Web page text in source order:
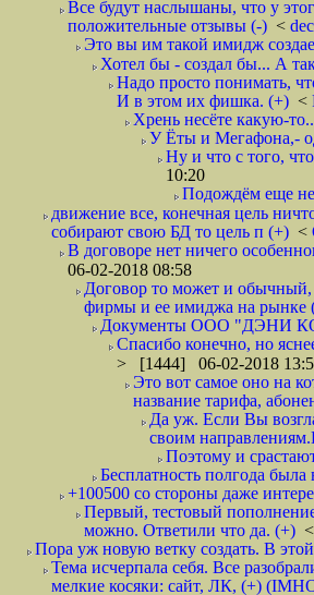
Все будут наслышаны, что у
положительные отзывы (-) <
Это вы им такой имидж
Хотел бы - создал бы... А
Надо просто понимать,
И в этом их фишка. (+) <
Хрень несёте какую-
У Ёты и Мегафона,-
Ну и что с того,
10:20
Подождём еще
движение все, конечная цель
собирают свою БД то цель п (+) <
В договоре нет ничего
06-02-2018 08:58
Договор то может и обычный,
фирмы и ее имиджа на рынке
Документы ООО "ДЭНИ
Спасибо конечно, но
> [1444] 06-02-2018
Это вот самое оно на
название тарифа,
Да уж. Если Вы
своим
Поэтому и
Бесплатность полгода
+100500 со стороны даже
Первый, тестовый
можно. Ответили что да. (+) <
Пора уж новую ветку создать. В
Тема исчерпала себя. Все
мелкие косяки: сайт, ЛК, (+)